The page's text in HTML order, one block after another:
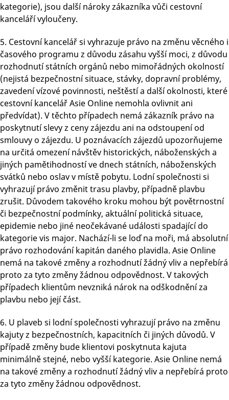
kategorie), jsou další nároky zákazníka vůči cestovní
kanceláří vyloučeny.
5. Cestovní kancelář si vyhrazuje právo na změnu věcného i
časového programu z důvodu zásahu vyšší moci, z důvodu
rozhodnutí státních orgánů nebo mimořádných okolností
(nejistá bezpečnostní situace, stávky, dopravní problémy,
zavedení vízové povinnosti, neštěstí a další okolnosti, které
cestovní kancelář Asie Online nemohla ovlivnit ani
předvídat). V těchto případech nemá zákazník právo na
poskytnutí slevy z ceny zájezdu ani na odstoupení od
smlouvy o zájezdu. U poznávacích zájezdů upozorňujeme
na určitá omezení návštěv historických, náboženských a
jiných pamětihodností ve dnech státních, náboženských
svátků nebo oslav v místě pobytu. Lodní společnosti si
vyhrazují právo změnit trasu plavby, případně plavbu
zrušit. Důvodem takového kroku mohou být povětrnostní
či bezpečnostní podmínky, aktuální politická situace,
epidemie nebo jiné neočekávané události spadající do
kategorie vis major. Nachází-li se loď na moři, má absolutní
právo rozhodování kapitán daného plavidla. Asie Online
nemá na takové změny a rozhodnutí žádný vliv a nepřebírá
proto za tyto změny žádnou odpovědnost. V takových
případech klientům nevzniká nárok na odškodnění za
plavbu nebo její část.
6. U plaveb si lodní společnosti vyhrazují právo na změnu
kajuty z bezpečnostních, kapacitních či jiných důvodů. V
případě změny bude klientovi poskytnuta kajuta
minimálně stejné, nebo vyšší kategorie. Asie Online nemá
na takové změny a rozhodnutí žádný vliv a nepřebírá proto
za tyto změny žádnou odpovědnost.